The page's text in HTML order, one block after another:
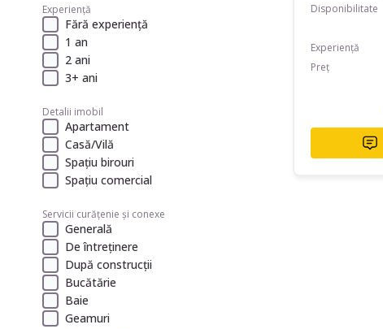
Experiență
Fără experiență
1 an
2 ani
3+ ani
Detalii imobil
Apartament
Casă/Vilă
Spațiu birouri
Spațiu comercial
Servicii curățenie și conexe
Generală
De întreținere
După construcții
Bucătărie
Baie
Geamuri
Disponibilitate
Experiență
Preț